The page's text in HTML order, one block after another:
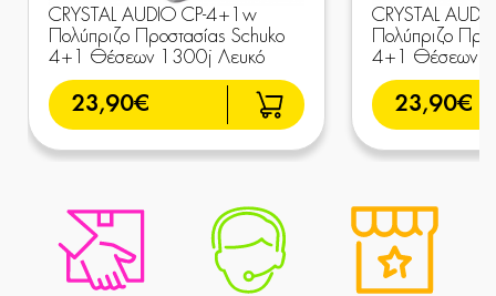
CRYSTAL AUDIO CP-4+1w
Πολύπριζο Προστασίας Schuko
4+1 Θέσεων 1300j Λευκό
23,90€
CRYSTAL
Πολύπριζο
4+1 Θέσεων
23,90€